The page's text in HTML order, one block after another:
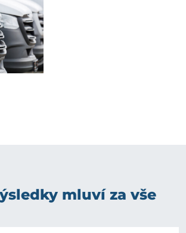
mluví za vše